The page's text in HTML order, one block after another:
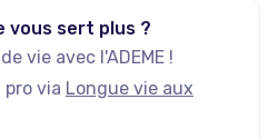
vous sert plus ?
vie avec l'ADEME !
pro via Longue vie aux